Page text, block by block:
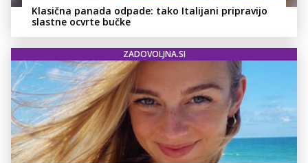
Klasična panada odpade: tako Italijani pripravijo
slastne ocvrte bučke
ZADOVOLJNA.SI